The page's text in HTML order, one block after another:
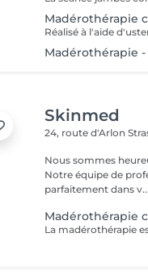
Madérothérapie
Madérothérapie
Skinmed
24, route d'Arlon
Nous sommes
Notre équipe de
parfaitement dans v...
Madérothérapie